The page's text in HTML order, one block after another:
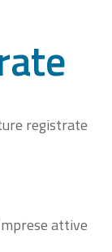
registrate
attive